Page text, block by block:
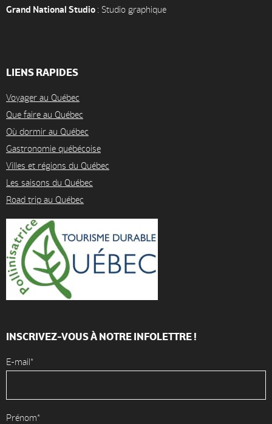
Grand National Studio : Studio graphique
LIENS RAPIDES
Voyager au Québec
Que faire au Québec
Où dormir au Québec
Gastronomie québécoise
Villes et régions du Québec
Les saisons du Québec
Road trip au Québec
INSCRIVEZ-VOUS À NOTRE INFOLETTRE !
E-mail*
Prénom*